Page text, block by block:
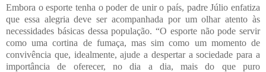
Embora o esporte tenha o poder de unir o país, padre Júlio enfatiza
que essa alegria deve ser acompanhada por um olhar atento às
necessidades básicas dessa população. “O esporte não pode servir
como uma cortina de fumaça, mas sim como um momento de
convivência que, idealmente, ajude a despertar a sociedade para a
importância de oferecer, no dia a dia, mais do que puro